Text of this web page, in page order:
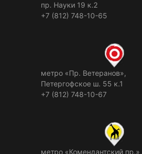
пр. Науки 19 к.2
+7 (812) 748-10-65
метро «Пр. Ветеранов»,
Петергофское ш. 55 к.1
+7 (812) 748-10-67
метро «Комендантский пр.»,